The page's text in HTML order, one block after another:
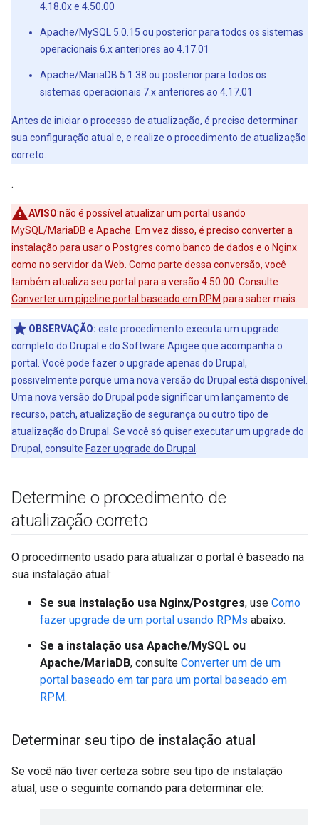
4.18.0x e 4.50.00
Apache/MySQL 5.0.15 ou posterior para todos os sistemas
operacionais 6.x anteriores ao 4.17.01
Apache/MariaDB 5.1.38 ou posterior para todos os
sistemas operacionais 7.x anteriores ao 4.17.01
Antes de iniciar o processo de atualização, é preciso determinar
sua configuração atual e, e realize o procedimento de atualização
correto.
.
AVISO:não é possível atualizar um portal usando
MySQL/MariaDB e Apache. Em vez disso, é preciso converter a
instalação para usar o Postgres como banco de dados e o Nginx
como no servidor da Web. Como parte dessa conversão, você
também atualiza seu portal para a versão 4.50.00. Consulte
Converter um pipeline portal baseado em RPM para saber mais.
OBSERVAÇÃO: este procedimento executa um upgrade
completo do Drupal e do Software Apigee que acompanha o
portal. Você pode fazer o upgrade apenas do Drupal,
possivelmente porque uma nova versão do Drupal está disponível.
Uma nova versão do Drupal pode significar um lançamento de
recurso, patch, atualização de segurança ou outro tipo de
atualização do Drupal. Se você só quiser executar um upgrade do
Drupal, consulte Fazer upgrade do Drupal
Determine o procedimento de
atualização correto
O procedimento usado para atualizar o portal é baseado na
sua instalação atual:
Se sua instalação usa Nginx/Postgres, use Como
fazer upgrade de um portal usando RPMs abaixo.
Se a instalação usa Apache/MySQL ou
Apache/MariaDB, consulte Converter um de um
portal baseado em tar para um portal baseado em
RPM.
Determinar seu tipo de instalação atual
Se você não tiver certeza sobre seu tipo de instalação
atual, use o seguinte comando para determinar ele: